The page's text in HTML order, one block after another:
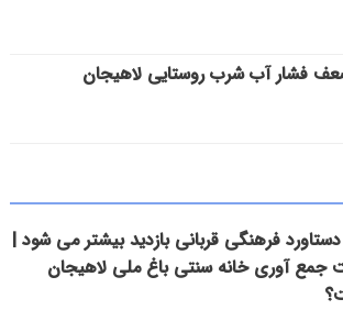
فشار آب شرب روستایی لاهیجان
فرهنگی قربانی بازدید بیشتر می شود |
جمع آوری خانه سنتی باغ ملی لاهیجان